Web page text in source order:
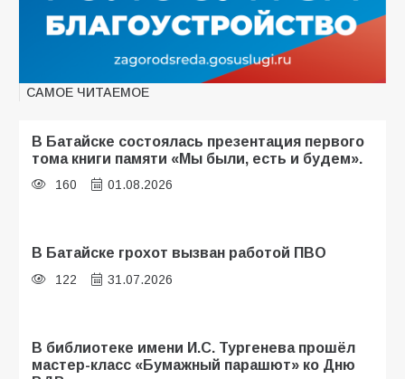
САМОЕ ЧИТАЕМОЕ
В Батайске состоялась презентация первого
тома книги памяти «Мы были, есть и будем».
160 01.08.2026
В Батайске грохот вызван работой ПВО
122 31.07.2026
В библиотеке имени И.С. Тургенева прошёл
мастер-класс «Бумажный парашют» ко Дню